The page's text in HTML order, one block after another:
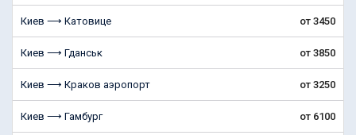
Киев ⟶ Катовице от 3450
Киев ⟶ Гданськ от 3850
Киев ⟶ Краков аэропорт от 3250
Киев ⟶ Гамбург от 6100